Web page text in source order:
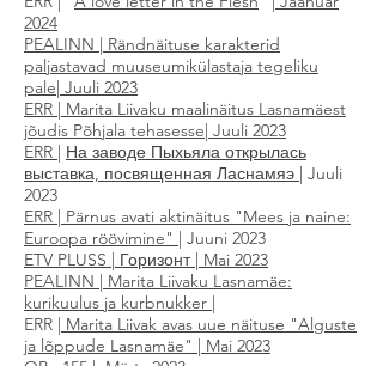
2024
PEALINN | Rändnäituse karakterid
paljastavad muuseumikülastaja tegeliku
pale| Juuli 2023
ERR | Marita Liivaku maalinäitus Lasnamäest
jõudis Põhjala tehasesse| Juuli 2023
ERR | На заводе Пыхьяла открылась
выставка, посвященная Ласнамяэ | Juuli
2023
ERR | Pärnus avati aktinäitus "Mees ja naine:
Euroopa röövimine" | Juuni 2023
ETV PLUSS | Горизонт | Mai 2023
PEALINN | Marita Liivaku Lasnamäe:
kurikuulus ja kurbnukker |
ERR | Marita Liivak avas uue näituse "Alguste
ja lõppude Lasnamäe" | Mai 2023